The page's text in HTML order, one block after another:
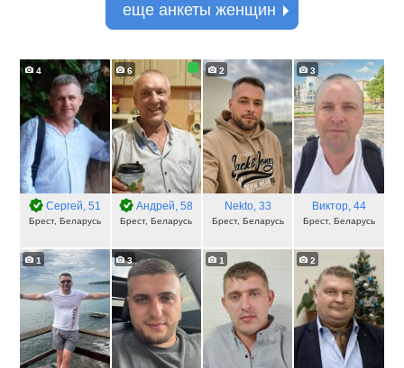
еще анкеты женщин
4
Сергей, 51
Брест, Беларусь
6
Андрей, 58
Брест, Беларусь
2
Nekto, 33
Брест, Беларусь
3
Виктор, 44
Брест, Беларусь
1 3 1 2